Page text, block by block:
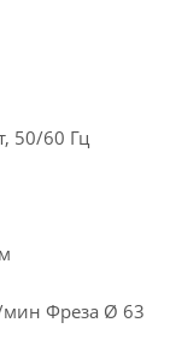
50/60 Гц
мин Фреза Ø 63